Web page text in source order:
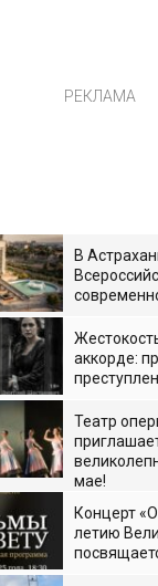
РЕКЛАМА
В
аккорде:
Театр
мае!
Концерт
летию